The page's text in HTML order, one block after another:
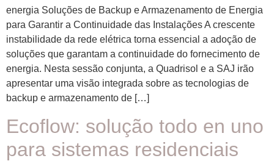
energia Soluções de Backup e Armazenamento de Energia
para Garantir a Continuidade das Instalações A crescente
instabilidade da rede elétrica torna essencial a adoção de
soluções que garantam a continuidade do fornecimento de
energia. Nesta sessão conjunta, a Quadrisol e a SAJ irão
apresentar uma visão integrada sobre as tecnologias de
backup e armazenamento de […]
Ecoflow: solução todo en uno
para sistemas residenciais